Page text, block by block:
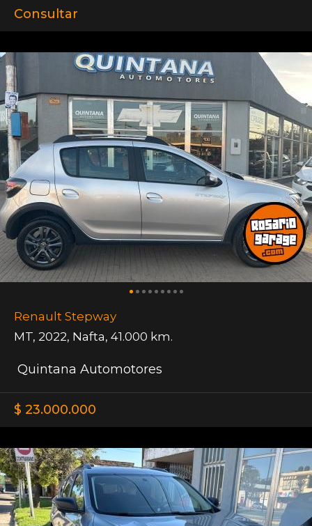
Consultar
Renault Stepway
MT, 2022, Nafta, 41.000 km.
Quintana Automotores
$ 23.000.000